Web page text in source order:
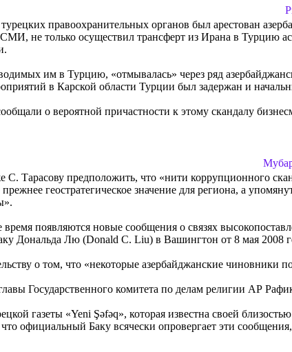
правоохранительных органов был арестован
не только осуществил трансферт из Ирана в Турцию
им в Турцию, «отмывалась» через ряд
в Карской области Турции был задержан и
о вероятной причастности к этому скандалу
С. Тарасову предположить, что «нити коррупционного
геостратегическое значение для региона, а
время появляются новые сообщения о связях
Дональда Лю (Donald C. Liu) в Вашингтон от 8 мая 2008
о том, что «некоторые азербайджанские чиновники
Государственного комитета по делам религии АР
газеты «Yeni Şəfəq», которая известна своей
официальный Баку всячески опровергает эти